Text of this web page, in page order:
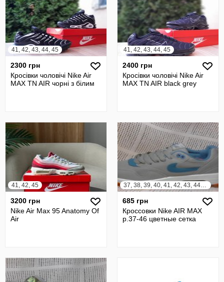
41, 42, 43, 44, 45
2300 грн
Кросівки чоловічі Nike Air
MAX TN AIR чорні з білим
41, 42, 43, 44, 45
2400 грн
Кросівки чоловічі Nike Air
MAX TN AIR black grey
41, 42, 45
3200 грн
Nike Air Max 95 Anatomy Of
Air
37, 38, 39, 40, 41, 42, 43, 44, 45, 46
685 грн
Кроссовки Nike AIR MAX
р.37-46 цветные сетка